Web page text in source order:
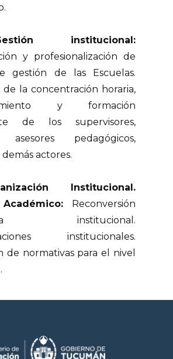
institucional:
y profesionalización de
gestión de las Escuelas.
de la concentración horaria,
y formación
de los supervisores,
asesores pedagógicos,
actores.
Institucional.
Reconversión
institucional.
institucionales.
de normativas para el nivel